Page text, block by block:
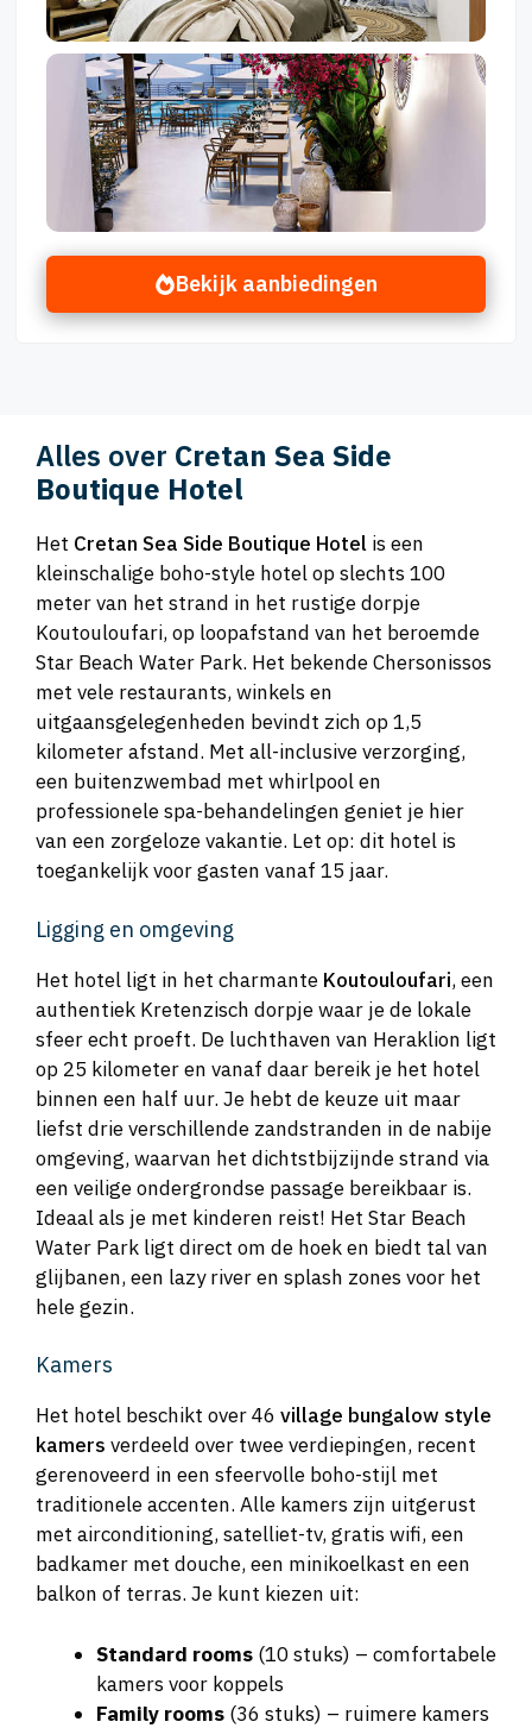
Bekijk aanbiedingen
Alles over Cretan Sea Side
Boutique Hotel
Het Cretan Sea Side Boutique Hotel is een
kleinschalige boho-style hotel op slechts 100
meter van het strand in het rustige dorpje
Koutouloufari, op loopafstand van het beroemde
Star Beach Water Park. Het bekende Chersonissos
met vele restaurants, winkels en
uitgaansgelegenheden bevindt zich op 1,5
kilometer afstand. Met all-inclusive verzorging,
een buitenzwembad met whirlpool en
professionele spa-behandelingen geniet je hier
van een zorgeloze vakantie. Let op: dit hotel is
toegankelijk voor gasten vanaf 15 jaar.
Ligging en omgeving
Het hotel ligt in het charmante Koutouloufari, een
authentiek Kretenzisch dorpje waar je de lokale
sfeer echt proeft. De luchthaven van Heraklion ligt
op 25 kilometer en vanaf daar bereik je het hotel
binnen een half uur. Je hebt de keuze uit maar
liefst drie verschillende zandstranden in de nabije
omgeving, waarvan het dichtstbijzijnde strand via
een veilige ondergrondse passage bereikbaar is.
Ideaal als je met kinderen reist! Het Star Beach
Water Park ligt direct om de hoek en biedt tal van
glijbanen, een lazy river en splash zones voor het
hele gezin.
Kamers
Het hotel beschikt over 46 village bungalow style
kamers verdeeld over twee verdiepingen, recent
gerenoveerd in een sfeervolle boho-stijl met
traditionele accenten. Alle kamers zijn uitgerust
met airconditioning, satelliet-tv, gratis wifi, een
badkamer met douche, een minikoelkast en een
balkon of terras. Je kunt kiezen uit:
Standard rooms (10 stuks) – comfortabele
kamers voor koppels
Family rooms (36 stuks) – ruimere kamers